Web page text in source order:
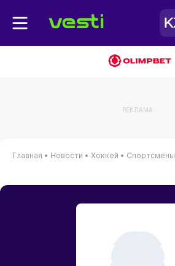
РЕКЛАМА
Главная • Новости • Хоккей • Спортсмены